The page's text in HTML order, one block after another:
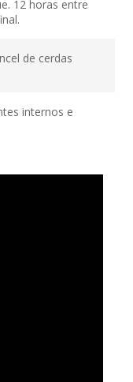
12 horas entre
de cerdas
internos e